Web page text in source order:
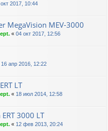
2017, 10:44
MegaVision MEV-3000
« 04 окт 2017, 12:56
16 апр 2016, 12:22
LT
« 18 июл 2014, 12:58
3000 LT
« 12 фев 2013, 20:24